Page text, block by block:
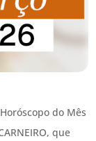
Horóscopo do Mês
que